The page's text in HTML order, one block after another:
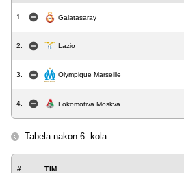
1. Galatasaray
2. Lazio
3. Olympique Marseille
4. Lokomotiva Moskva
Tabela nakon 6. kola
# TIM